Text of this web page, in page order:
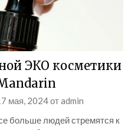
ЭКО косметики
мая, 2024отadmin
больше людей стремятся к